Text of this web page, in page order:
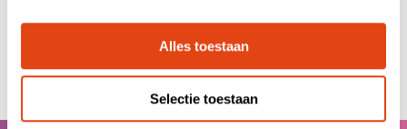
Alles toestaan
Selectie toestaan